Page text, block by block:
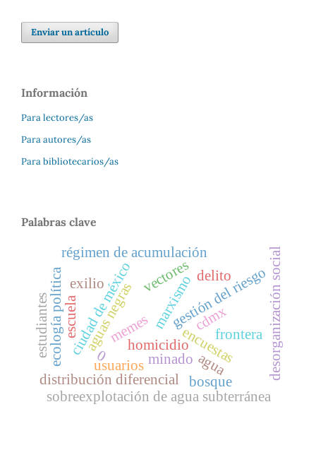
Enviar un artículo
Información
Para lectores/as
Para autores/as
Para bibliotecarios/as
Palabras clave
marxismo
homicidio
gestión del riesgo
aguas negras
usuarios encuestas
memes
ciudad de méxico desorganización social
distribución diferencial
cdmx
delito
minado
sobreexplotación de agua subterránea
bosque
ecología política agua
vectores
régimen de acumulación
escuela
estudiantes frontera
exilio
0